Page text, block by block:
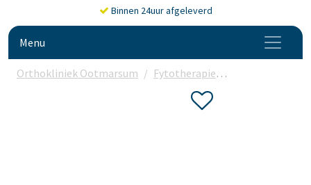
Binnen 24uur afgeleverd
Menu
Orthokliniek Ootmarsum Fytotherapie